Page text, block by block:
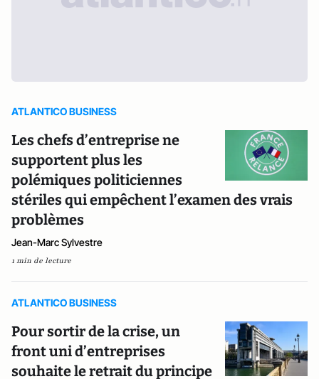
ATLANTICO BUSINESS
Les chefs d’entreprise ne
supportent plus les
polémiques politiciennes
stériles qui empêchent l’examen des vrais
problèmes
Jean-Marc Sylvestre
1 min de lecture
ATLANTICO BUSINESS
Pour sortir de la crise, un
front uni d’entreprises
souhaite le retrait du principe